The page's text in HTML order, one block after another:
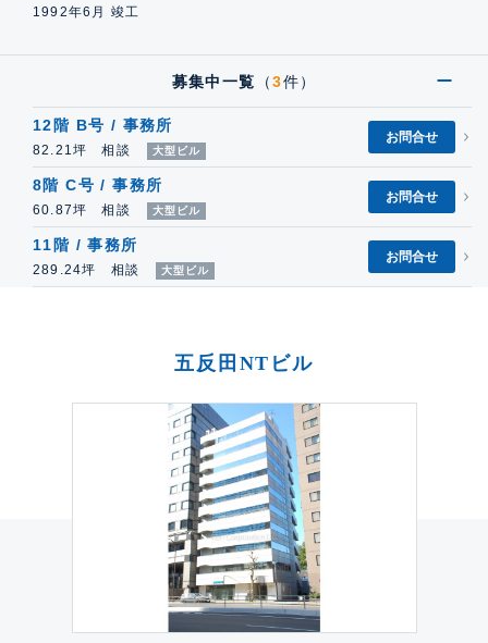
1992年6月 竣工
募集中一覧 （3件）
12階 B号 / 事務所
82.21坪 相談 大型ビル
お問合せ
8階 C号 / 事務所
60.87坪 相談 大型ビル
お問合せ
11階 / 事務所
289.24坪 相談 大型ビル
お問合せ
五反田NTビル